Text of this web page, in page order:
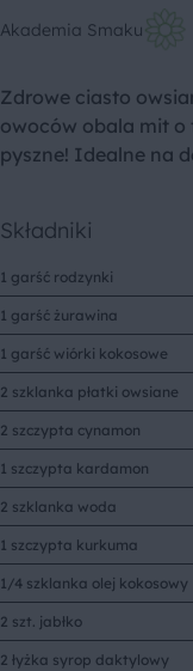
Akademia Smaku
Zdrowe ciasto
owoców obala mit o
pyszne! Idealne na
Składniki
1 garść rodzynki
1 garść żurawina
1 garść wiórki kokosowe
2 szklanka płatki owsiane
2 szczypta cynamon
1 szczypta kardamon
2 szklanka woda
1 szczypta kurkuma
1/4 szklanka olej kokosowy
2 szt. jabłko
2 łyżka syrop daktylowy